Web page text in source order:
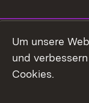
Facebook
Um unsere
und
Cookies.